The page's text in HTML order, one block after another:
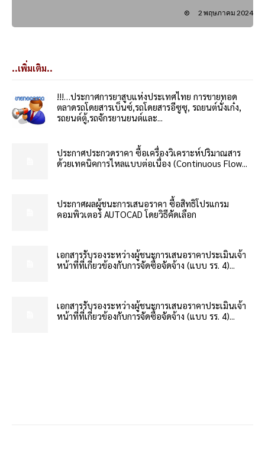
2 พฤษภาคม 2024
..เพิ่มเติม..
!!!…ประกาศการยาสูบแห่งประเทศไทย การขายทอด
ตลาดรถโดยสารเบ็นซ์,รถโดยสารอีซูซุ, รถยนต์นั่งเก๋ง,
รถยนต์ตู้,รถจักรยานยนต์และ...
ประกาศประกวดราคา ซื้อเครื่องวิเคราะห์ปริมาณสาร
ด้วยเทคนิคการไหลแบบต่อเนื่อง (Continuous Flow...
ประกาศผลผู้ชนะการเสนอราคา ซื้อสิทธิโปรแกรม
คอมพิวเตอร์ AUTOCAD โดยวิธีคัดเลือก
เอกสารรับรองระหว่างผู้ชนะการเสนอราคาประเมินเจ้า
หน้าที่ที่เกี่ยวข้องกับการจัดซื้อจัดจ้าง (แบบ รร. 4)...
เอกสารรับรองระหว่างผู้ชนะการเสนอราคาประเมินเจ้า
หน้าที่ที่เกี่ยวข้องกับการจัดซื้อจัดจ้าง (แบบ รร. 4)...